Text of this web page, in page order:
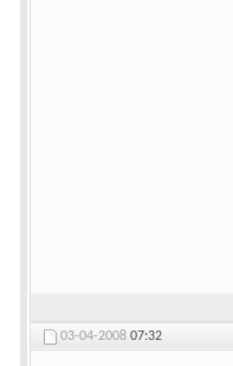
03-04-2008 07:32